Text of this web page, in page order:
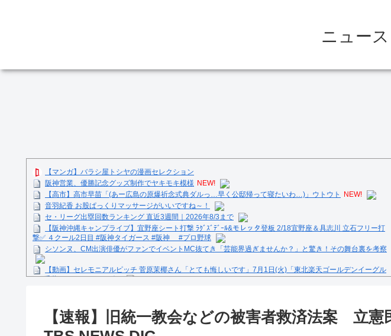
ニュー
【マンガ】バラシ屋トシヤの漫画セレクション
阪神営業、優勝記念グッズ制作でヤキモキ模様 NEW!
【高市】高市早苗「(あー広島の原爆祈念式典ダルっ…早く公邸帰って寝たいわ…)」ウトウト
NEW!
音羽紀香 お股ぱっくりマッサージがいいですね～！
セ・リーグ出塁回数ランキング 直近3週間｜2026年8/3まで
【阪神沖縄キャンプライブ】宜野座シート打撃 ﾗｸﾞｽﾞﾃﾞｰﾙ&モレッタ登板 2/18宜野座＆具志川 立石フリー打
撃✅ ４クール2日目 #阪神タイガース #阪神 #プロ野球
シソンヌ、CM出演俳優がファンでイベントMC抜てき「芸能界過ぎませんか？」と驚き！その舞台裏を考察
【動画】セレモニアルピッチ 菅原茉椰さん「とても悔しいです」7月1日(火)「東北楽天ゴールデンイーグル
ス×千葉ロッテマリーンズ」
Powered by livedoor 相互RSS
【速報】旧統一教会などの被害者救済法案 立憲